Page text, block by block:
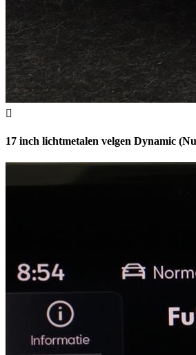
17 inch lichtmetalen velgen Dynamic